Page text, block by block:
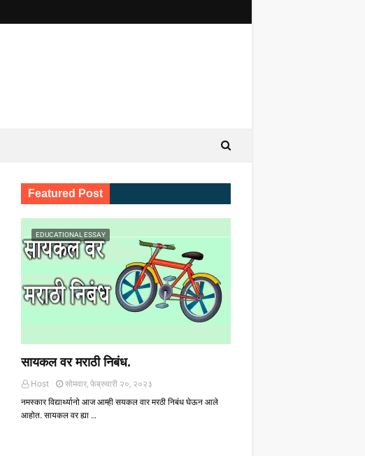
Featured Post
EDUCATIONAL ESSAY
सायकल वर मराठी निबंध.
Host
सोमवार, फेब्रुवारी २०, २०२३
नमस्कार विद्यार्थ्यानो आज आम्ही सयकल वार मरठी निबंध घेऊन आले
आहोत. सायकल वर ह्या …